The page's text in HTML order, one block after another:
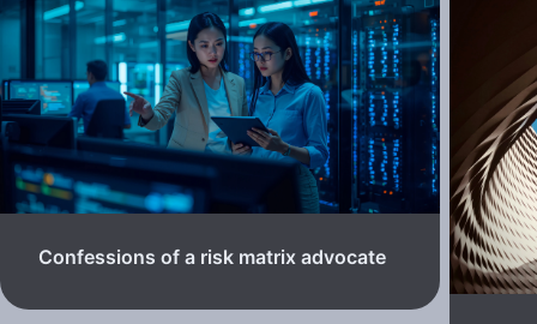
Confessions of a risk matrix advocate